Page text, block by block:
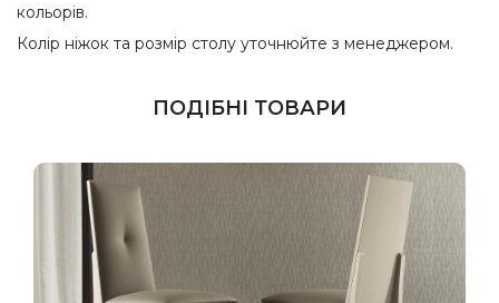
кольорів.
Колір ніжок та розмір столу уточнюйте з менеджером.
ПОДІБНІ ТОВАРИ